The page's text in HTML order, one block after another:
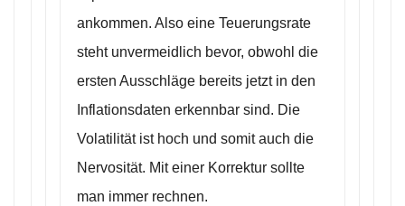
ankommen. Also eine Teuerungsrate
steht unvermeidlich bevor, obwohl die
ersten Ausschläge bereits jetzt in den
Inflationsdaten erkennbar sind. Die
Volatilität ist hoch und somit auch die
Nervosität. Mit einer Korrektur sollte
man immer rechnen.